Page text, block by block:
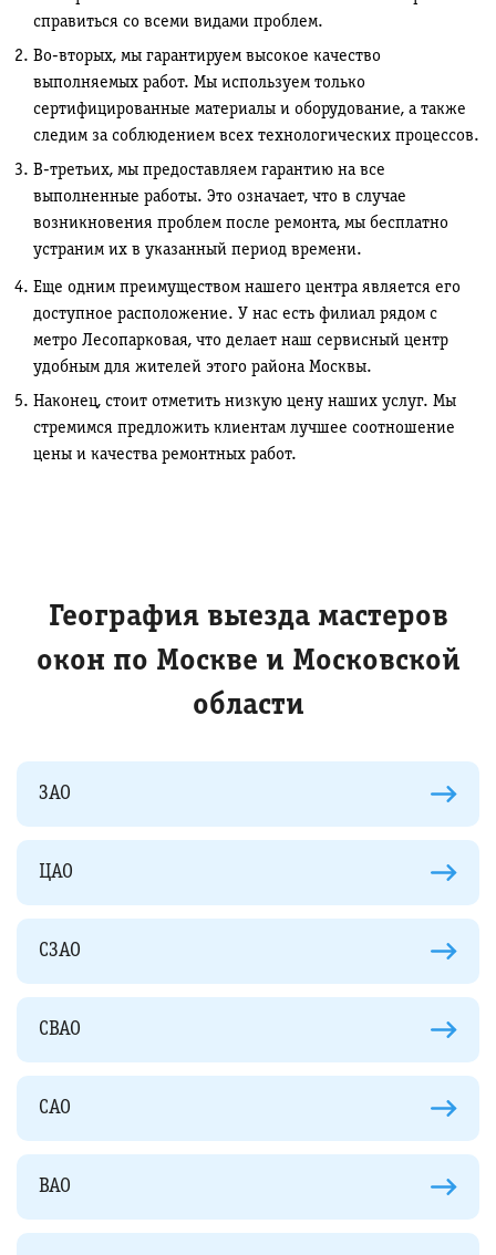
справиться со всеми видами проблем.
Во-вторых, мы гарантируем высокое качество
выполняемых работ. Мы используем только
сертифицированные материалы и оборудование, а также
следим за соблюдением всех технологических процессов.
В-третьих, мы предоставляем гарантию на все
выполненные работы. Это означает, что в случае
возникновения проблем после ремонта, мы бесплатно
устраним их в указанный период времени.
Еще одним преимуществом нашего центра является его
доступное расположение. У нас есть филиал рядом с
метро Лесопарковая, что делает наш сервисный центр
удобным для жителей этого района Москвы.
Наконец, стоит отметить низкую цену наших услуг. Мы
стремимся предложить клиентам лучшее соотношение
цены и качества ремонтных работ.
География выезда мастеров
окон по Москве и Московской
области
ЗАО
ЦАО
СЗАО
СВАО
САО
ВАО